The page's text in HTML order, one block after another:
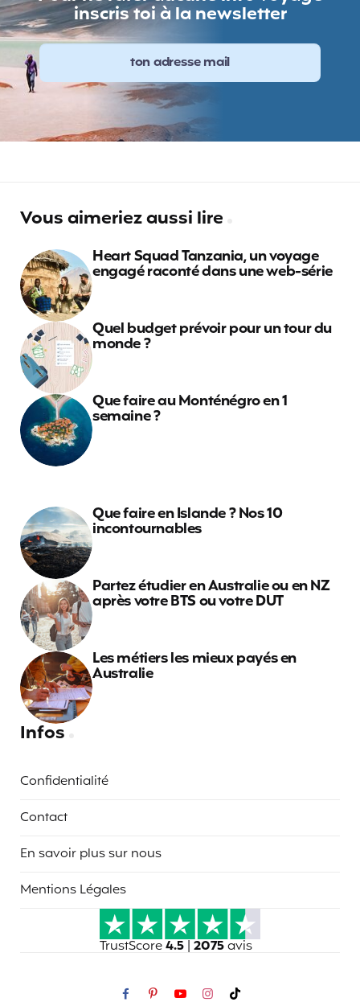
inscris toi à la newsletter
Vous aimeriez aussi lire
Heart Squad Tanzania, un voyage
engagé raconté dans une web-série
Quel budget prévoir pour un tour du
monde ?
Que faire au Monténégro en 1
semaine ?
Que faire en Islande ? Nos 10
incontournables
Partez étudier en Australie ou en NZ
après votre BTS ou votre DUT
Les métiers les mieux payés en
Australie
Infos
Confidentialité
Contact
En savoir plus sur nous
Mentions Légales
TrustScore4.5 | 2075avis